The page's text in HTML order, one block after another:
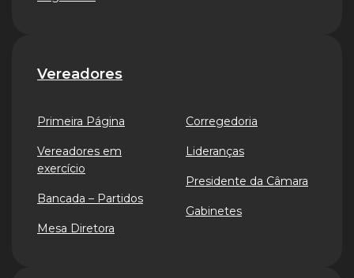
Vereadores
Primeira Página
Vereadores em
exercício
Bancada – Partidos
Mesa Diretora
Corregedoria
Lideranças
Presidente da Câmara
Gabinetes